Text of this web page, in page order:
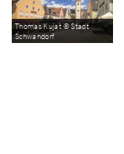
Thomas Kujat © Stadt
Schwandorf